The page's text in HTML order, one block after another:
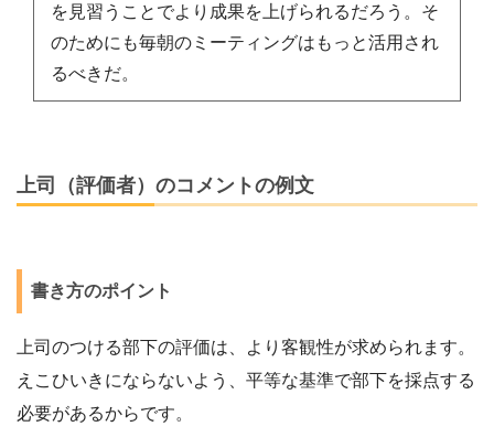
を見習うことでより成果を上げられるだろう。そ
のためにも毎朝のミーティングはもっと活用され
るべきだ。
上司（評価者）のコメントの例文
書き方のポイント
上司のつける部下の評価は、より客観性が求められます。
えこひいきにならないよう、平等な基準で部下を採点する
必要があるからです。